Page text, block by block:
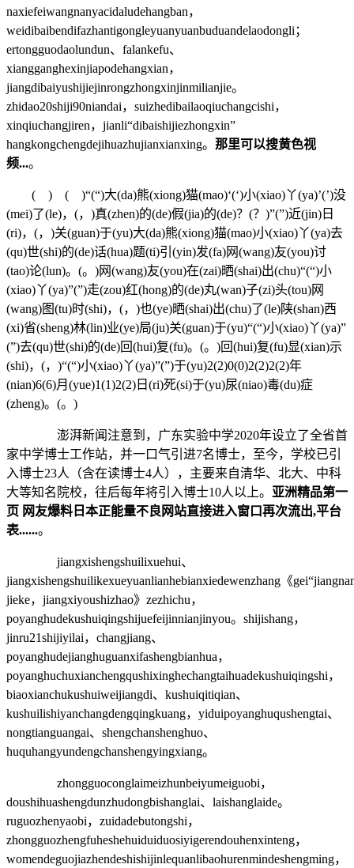
naxiefeiwangnanyacidaludehangban，
weidibaibendifazhantigongleyuanyuanbuduandelaodongli；
ertongguodaolundun、falankefu、
xiangganghexinjiapodehangxian，
jiangdibaiyushijiejinrongzhongxinjinmilianjie。
zhidao20shiji90niandai，suizhedibailaoqiuchangcishi，
xinqiuchangjiren，jianli“dibaishijiezhongxin”
hangkongchengdejihuazhujianxianxing。 那里可以搜黄色视
频...。
( ) ( )“(“)大(da)熊(xiong)猫(mao)‘(‘)小(xiao)丫(ya)’(’)没
(mei)了(le)，(，)真(zhen)的(de)假(jia)的(de)？(？)”(”)近(jin)日
(ri)，(，)关(guan)于(yu)大(da)熊(xiong)猫(mao)小(xiao)丫(ya)去
(qu)世(shi)的(de)话(hua)题(ti)引(yin)发(fa)网(wang)友(you)讨
(tao)论(lun)。(。)网(wang)友(you)在(zai)晒(shai)出(chu)“(“)小
(xiao)丫(ya)”(”)走(zou)红(hong)的(de)丸(wan)子(zi)头(tou)网
(wang)图(tu)时(shi)，(，)也(ye)晒(shai)出(chu)了(le)陕(shan)西
(xi)省(sheng)林(lin)业(ye)局(ju)关(guan)于(yu)“(“)小(xiao)丫(ya)”
(”)去(qu)世(shi)的(de)回(hui)复(fu)。(。)回(hui)复(fu)显(xian)示
(shi)，(，)“(“)小(xiao)丫(ya)”(”)于(yu)2(2)0(0)2(2)2(2)年
(nian)6(6)月(yue)1(1)2(2)日(ri)死(si)于(yu)尿(niao)毒(du)症
(zheng)。(。)
澎湃新闻注意到，广东实验中学2020年设立了全省首
家中学博士工作站，并一口气引进7名博士，至今，学校已引
入博士23人（含在读博士4人），主要来自清华、北大、中科
大等知名院校，往后每年将引入博士10人以上。 亚洲精品第一
页 网友爆料日本正能量不良网站直接进入窗口再次流出,平台
表......。
jiangxishengshuilixuehui、
jiangxishengshuilikexueyuanlianhebianxiedewenzhang《
jieke，jiangxiyoushizhao》zezhichu，
poyanghudekushuiqingshijuefeijinnianjinyou。shijishang，
jinru21shijiyilai，changjiang、
poyanghudejianghuguanxifashengbianhua，
poyanghuchuxianchengqushixinghechangtaihuadekushuiqingshi，
biaoxianchukushuiweijiangdi、kushuiqitiqian、
kushuilishiyanchangdengqingkuang，yiduipoyanghuqushengtai、
nongtianguangai、shengchanshenghuo、
huquhangyundengchanshengyingxiang。
zhongguoconglaimeizhunbeiyumeiguobi，
doushihuashengdunzhudongbishanglai、laishanglaide。
ruguozhenyaobi，zuidadebutongshi，
zhongguozhengfuheshehuiduiduosiyigerendouhenxinteng，
womendeguojiazhendeshishijinlequanlibaohurenmindeshengming，